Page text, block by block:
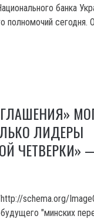
банка
полномочий сегодня.
ЛИДЕРЫ
ЧЕТВЕРКИ»
schema.org/
"минских